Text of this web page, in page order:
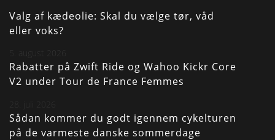
Valg af kædeolie: Skal du vælge tør, våd
eller voks?
5. august 2026
Rabatter på Zwift Ride og Wahoo Kickr Core
V2 under Tour de France Femmes
28. juli 2026
Sådan kommer du godt igennem cykelturen
på de varmeste danske sommerdage